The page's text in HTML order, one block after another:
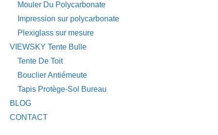
Mouler Du Polycarbonate
Impression sur polycarbonate
Plexiglass sur mesure
VIEWSKY Tente Bulle
Tente De Toit
Bouclier Antiémeute
Tapis Protège-Sol Bureau
BLOG
CONTACT